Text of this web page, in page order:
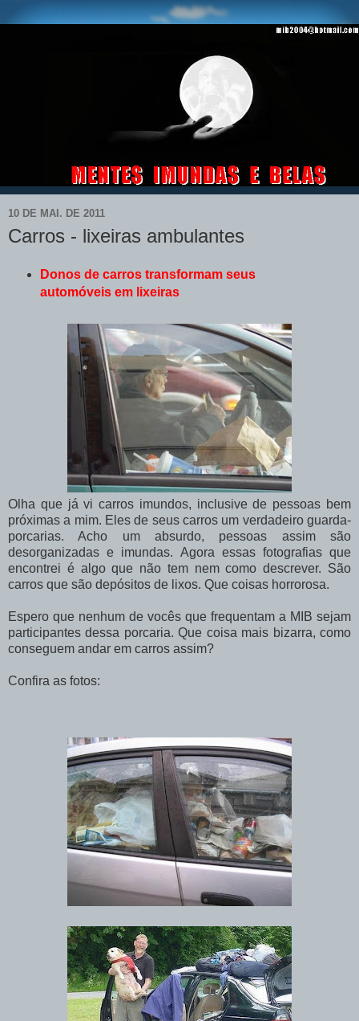
10 DE MAI. DE 2011
Carros - lixeiras ambulantes
Donos de carros transformam seus
automóveis em lixeiras
Olha que já vi carros imundos, inclusive de pessoas bem
próximas a mim. Eles de seus carros um verdadeiro guarda-
porcarias. Acho um absurdo, pessoas assim são
desorganizadas e imundas. Agora essas fotografias que
encontrei é algo que não tem nem como descrever. São
carros que são depósitos de lixos. Que coisas horrorosa.
Espero que nenhum de vocês que frequentam a MIB sejam
participantes dessa porcaria. Que coisa mais bizarra, como
conseguem andar em carros assim?
Confira as fotos: